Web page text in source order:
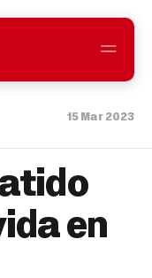
15 Mar 2023
en